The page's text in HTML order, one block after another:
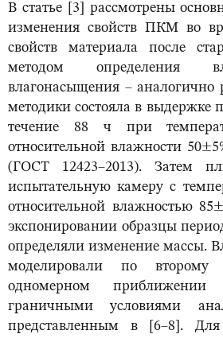
В статье [3] рассмотрены
изменения свойств ПКМ во
свойств материала после
методом определения
влагонасыщения – аналогично
методики состояла в выдержке
течение 88 ч при
относительной влажности
(ГОСТ 12423–2013). Затем
испытательную камеру с
относительной влажностью
экспонировании образцы
определяли изменение массы.
моделировали по
одномерном
граничными условиями
представленным в [6–8].